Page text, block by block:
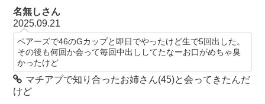
名無しさん
2025.09.21
ペアーズで46のGカップと即日でやったけど生で5回出した。
その後も何回か会って毎回中出ししてたなーお口がめちゃ臭
かったけど
マチアプで知り合ったお姉さん(45)と会ってきたんだ
けど